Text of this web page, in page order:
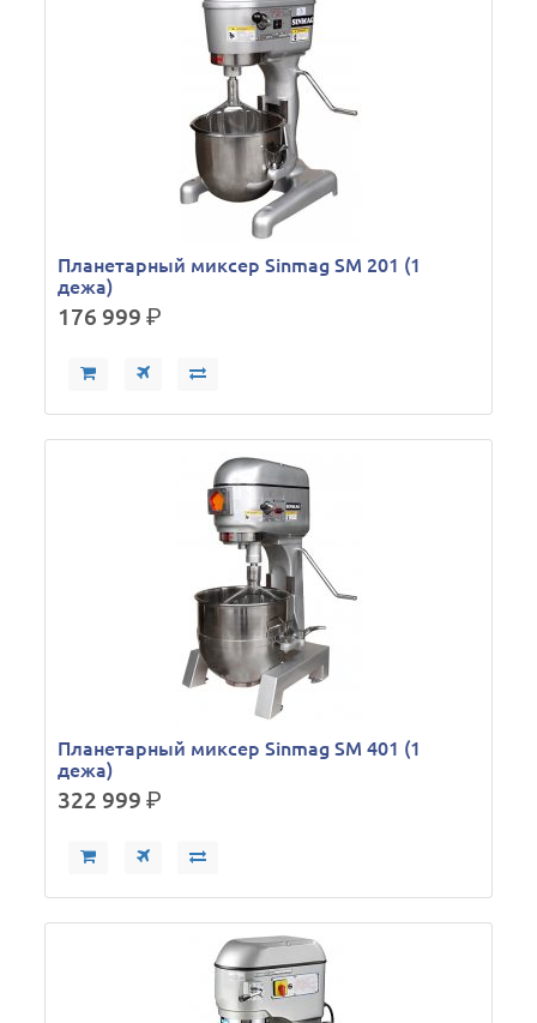
Планетарный миксер Sinmag SM 201 (1
дежа)
176 999р.
Планетарный миксер Sinmag SM 401 (1
дежа)
322 999р.